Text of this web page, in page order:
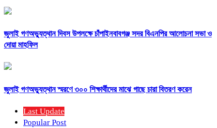
জুলাই গণঅভ্যুত্থান দিবস উপলক্ষে চাঁপাইনবাবগঞ্জ সদর বিএনপির আলোচনা সভা ও
দোয়া মাহফিল
জুলাই গণঅভ্যুত্থান স্মরণে ৩০০ শিক্ষার্থীদের মাঝে গাছে চারা বিতরণ করেন
Last Update
Popular Post